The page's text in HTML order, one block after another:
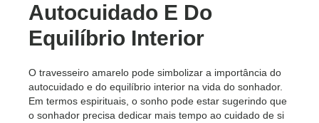
Autocuidado E Do
Equilíbrio Interior
O travesseiro amarelo pode simbolizar a importância do
autocuidado e do equilíbrio interior na vida do sonhador.
Em termos espirituais, o sonho pode estar sugerindo que
o sonhador precisa dedicar mais tempo ao cuidado de si